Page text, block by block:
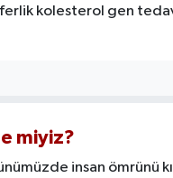
kolesterol gen
miyiz?
insan ömrünü